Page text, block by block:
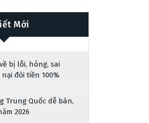
Mới
bị lỗi, hỏng, sai
đòi tiền 100%
Trung Quốc dễ bán,
2026